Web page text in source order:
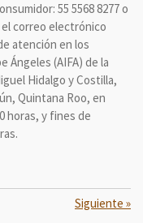
55 5568 8277 o
el correo electrónico
atención en los
Ángeles (AIFA) de la
Hidalgo y Costilla,
Quintana Roo, en
horas, y fines de
Siguiente »